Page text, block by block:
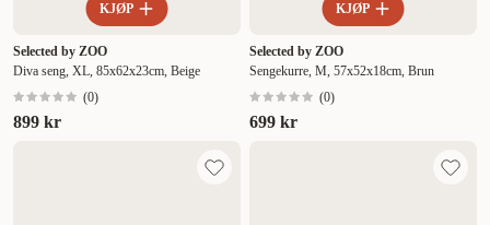
KJØP
Selected by ZOO
Diva seng, XL, 85x62x23cm, Beige
(0)
899 kr
KJØP
Selected by ZOO
Sengekurre, M, 57x52x18cm, Brun
(0)
699 kr